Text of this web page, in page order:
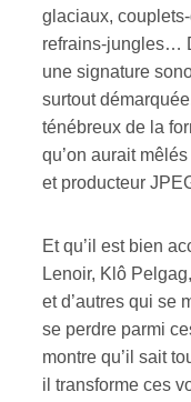
glaciaux,
refrains-jungles…
une signature
surtout
ténébreux de la
qu’on aurait
et producteur
Et qu’il est bien
Lenoir, Klô
et d’autres qui se
se perdre parmi
montre qu’il sait
il transforme ces